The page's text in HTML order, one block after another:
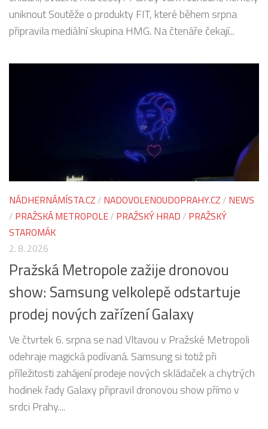
uniknout Soutěže o produkty FIT, které během srpna
připravila mediální skupina HMG. Na čtenáře čekají...
NÁDHERNÁMÍSTA.CZ / NADOVOLENOUDOPRAHY.CZ / NEWS
/ PRAŽSKÁ METROPOLE/ PRAŽSKÝ HRAD / PRAŽSKÝ
STAROMÁK
2. 8. 2026
Pražská Metropole zažije dronovou
show: Samsung velkolepě odstartuje
prodej nových zařízení Galaxy
Ve čtvrtek 6. srpna se nad Vltavou v Pražské Metropoli
odehraje magická podívaná. Samsung si totiž při
příležitosti zahájení prodeje nových skládaček a chytrých
hodinek řady Galaxy připravil dronovou show přímo v
srdci Prahy....